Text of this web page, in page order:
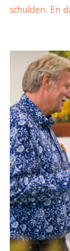
schulden. En